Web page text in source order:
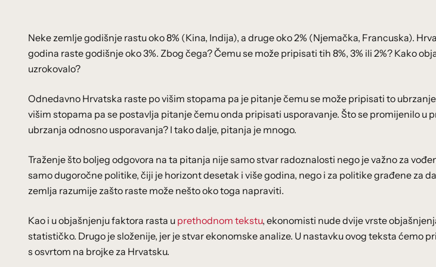
Neke zemlje godišnje rastu oko 8% (Kina, Indija), a druge oko 2% (Njemačka, Francuska).
godina raste godišnje oko 3%. Zbog čega? Čemu se može pripisati tih 8%, 3% ili 2%? Kako
uzrokovalo?
Odnedavno Hrvatska raste po višim stopama pa je pitanje čemu se može pripisati to
višim stopama pa se postavlja pitanje čemu onda pripisati usporavanje. Što se promijenilo u
ubrzanja odnosno usporavanja? I tako dalje, pitanja je mnogo.
Traženje što boljeg odgovora na ta pitanja nije samo stvar radoznalosti nego je važno za
samo dugoročne politike, čiji je horizont desetak i više godina, nego i za politike građene za
zemlja razumije zašto raste može nešto oko toga napraviti.
Kao i u objašnjenju faktora rasta u prethodnom tekstu, ekonomisti nude dvije vrste
statističko. Drugo je složenije, jer je stvar ekonomske analize. U nastavku ovog teksta ćemo
s osvrtom na brojke za Hrvatsku.